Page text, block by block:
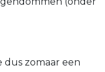
dus zomaar een